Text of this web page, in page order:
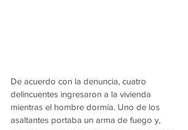
De acuerdo con la denuncia, cuatro
delincuentes ingresaron a la vivienda
mientras el hombre dormía. Uno de los
asaltantes portaba un arma de fuego y,